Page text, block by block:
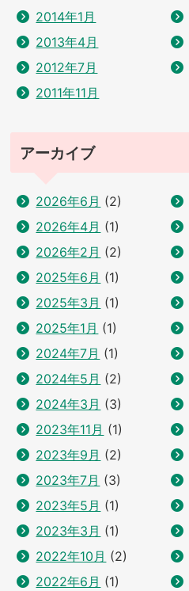
2014年1月
2013年4月
2012年7月
2011年11月
アーカイブ
2026年6月 (2)
2026年4月 (1)
2026年2月 (2)
2025年6月 (1)
2025年3月 (1)
2025年1月 (1)
2024年7月 (1)
2024年5月 (2)
2024年3月 (3)
2023年11月 (1)
2023年9月 (2)
2023年7月 (3)
2023年5月 (1)
2023年3月 (1)
2022年10月 (2)
2022年6月 (1)